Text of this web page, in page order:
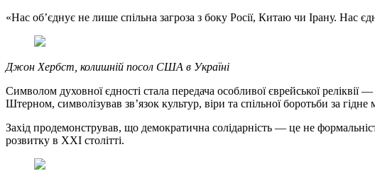
«Нас об’єднує не лише спільна загроза з боку Росії, Китаю чи Ірану. Нас
Джон Хербст, колишній посол США в Україні
Символом духовної єдності стала передача особливої єврейської
Штерном, символізував зв’язок культур, віри та спільної боротьби за гідне
Захід продемонстрував, що демократична солідарність — це не
розвитку в XXI столітті.